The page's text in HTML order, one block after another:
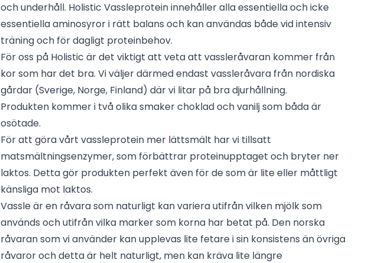
och underhåll. Holistic Vassleprotein innehåller alla essentiella och icke
essentiella aminosyror i rätt balans och kan användas både vid intensiv
träning och för dagligt proteinbehov.
För oss på Holistic är det viktigt att veta att vassleråvaran kommer från
kor som har det bra. Vi väljer därmed endast vassleråvara från nordiska
gårdar (Sverige, Norge, Finland) där vi litar på bra djurhållning.
Produkten kommer i två olika smaker choklad och vanilj som båda är
osötade.
För att göra vårt vassleprotein mer lättsmält har vi tillsatt
matsmältningsenzymer, som förbättrar proteinupptaget och bryter ner
laktos. Detta gör produkten perfekt även för de som är lite eller måttligt
känsliga mot laktos.
Vassle är en råvara som naturligt kan variera utifrån vilken mjölk som
används och utifrån vilka marker som korna har betat på. Den norska
råvaran som vi använder kan upplevas lite fetare i sin konsistens än övriga
råvaror och detta är helt naturligt, men kan kräva lite längre